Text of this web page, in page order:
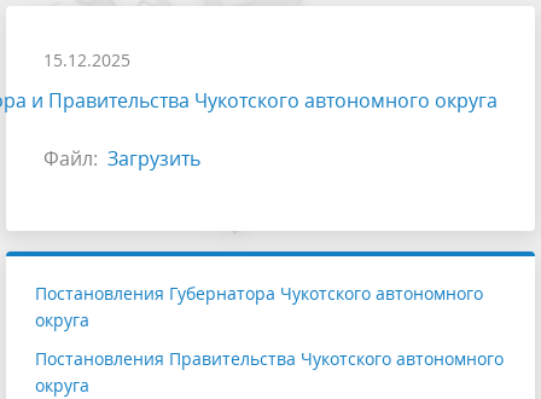
15.12.2025
и Правительства Чукотского автономного округа
Файл: Загрузить
Постановления Губернатора Чукотского автономного
округа
Постановления Правительства Чукотского автономного
округа